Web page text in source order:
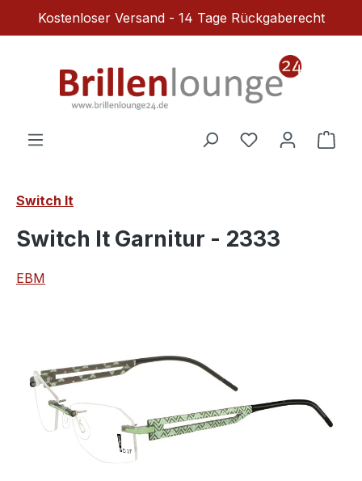
Zum Hauptinhalt springen
Kostenloser Versand - 14 Tage Rückgaberecht
Du hast 0
Switch It
Switch It Garnitur - 2333
EBM